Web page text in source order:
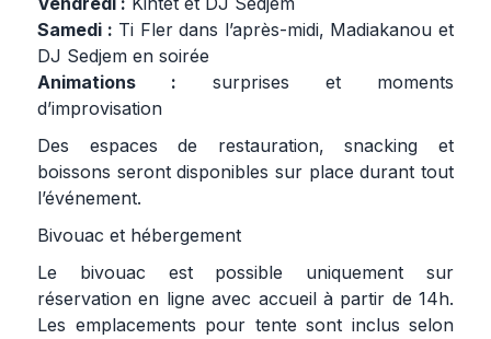
Samedi : Ti Fler dans l’après-midi, Madiakanou et
DJ Sedjem en soirée
Animations : surprises et moments
d’improvisation
Des espaces de restauration, snacking et
boissons seront disponibles sur place durant tout
l’événement.
Bivouac et hébergement
Le bivouac est possible uniquement sur
réservation en ligne avec accueil à partir de 14h.
Les emplacements pour tente sont inclus selon